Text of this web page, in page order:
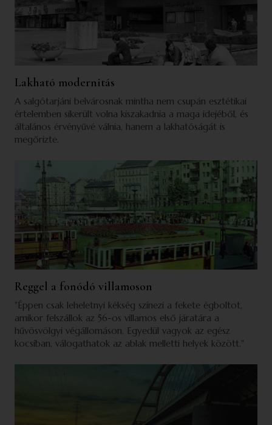
Lakható modernitás
A salgótarjáni belvárosnak mintha nem csupán esztétikai
értelemben sikerült volna kiszakadnia a maga idejéből, és
általános érvényűvé válnia, hanem a lakhatóságát is
megőrizte.
Reggel a fonódó villamoson
"Éppen csak leheletnyi kékség színezi a fekete égboltot,
amikor felszállok az 56-os villamos első járatára a
hűvösvölgyi végállomáson. Egyedül vagyok az egész
kocsiban, válogathatok az ablak melletti helyek között."